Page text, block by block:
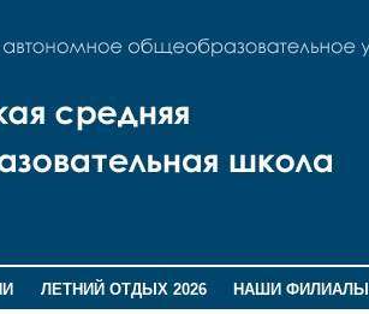
ЛЕТНИЙ ОТДЫХ 2026 НАШИ ФИЛИАЛЫ